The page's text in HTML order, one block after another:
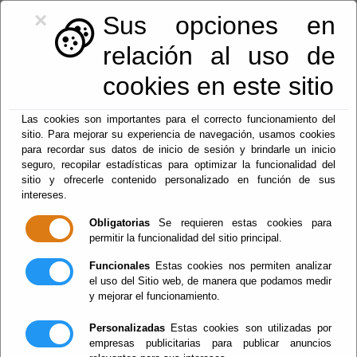
×
Sus opciones en
relación al uso de
cookies en este sitio
Las cookies son importantes para el correcto funcionamiento del
sitio. Para mejorar su experiencia de navegación, usamos cookies
para recordar sus datos de inicio de sesión y brindarle un inicio
seguro, recopilar estadísticas para optimizar la funcionalidad del
sitio y ofrecerle contenido personalizado en función de sus
intereses.
Obligatorias Se requieren estas cookies para
permitir la funcionalidad del sitio principal.
Funcionales Estas cookies nos permiten analizar
el uso del Sitio web, de manera que podamos medir
y mejorar el funcionamiento.
Personalizadas Estas cookies son utilizadas por
empresas publicitarias para publicar anuncios
950128113 centralita@macael.es
Menu
Tablón de anuncios